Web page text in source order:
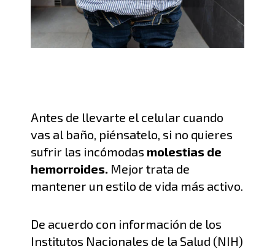
Antes de llevarte el celular cuando
vas al baño, piénsatelo, si no quieres
sufrir las incómodas molestias de
hemorroides. Mejor trata de
mantener un estilo de vida más activo.
De acuerdo con información de los
Institutos Nacionales de la Salud (NIH)